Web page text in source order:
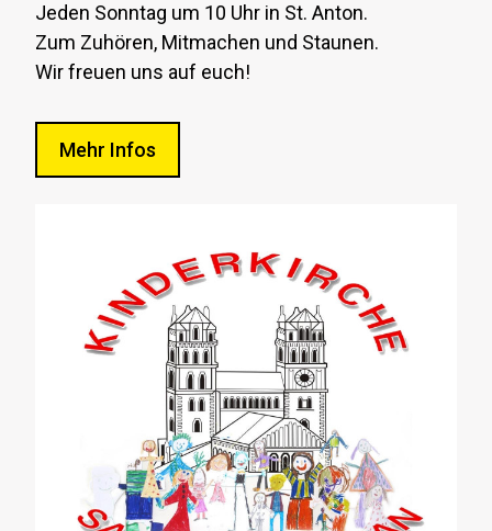
Taufe
Prävention
Kinderkirche
Pfarrer Schießler
Max‘ Tagebuch
Pfarrzeitung
Newsletter
Kontakt & Anfahrt
Jeden Sonntag um 10 Uhr in St. Anton.
Zum Zuhören, Mitmachen und Staunen.
Wir freuen uns auf euch!
Mehr Infos